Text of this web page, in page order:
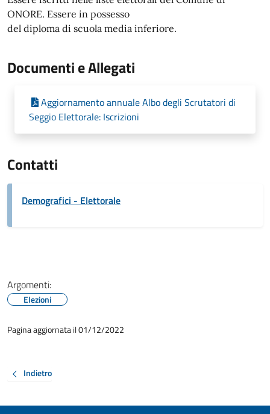
ONORE. Essere in possesso
del diploma di scuola media inferiore.
Documenti e Allegati
Aggiornamento annuale Albo degli Scrutatori di
Seggio Elettorale: Iscrizioni
Contatti
Demografici - Elettorale
Argomenti:
Elezioni
Pagina aggiornata il 01/12/2022
Indietro